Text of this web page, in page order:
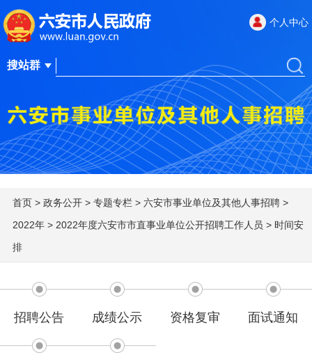
个人中心
首页 > 政务公开 > 专题专栏 > 六安市事业单位及其他人事招聘 >
2022年 > 2022年度六安市市直事业单位公开招聘工作人员 > 时间安
排
招聘公告 成绩公示 资格复审 面试通知